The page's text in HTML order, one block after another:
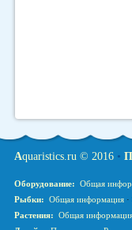
Aquaristics.ru © 2016• П
Оборудование: Общая
Рыбки: Общая информация·
Растения: Общая